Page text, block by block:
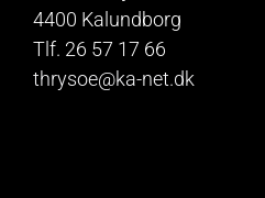
4400 Kalundborg
Tlf. 26 57 17 66
thrysoe@ka-net.dk